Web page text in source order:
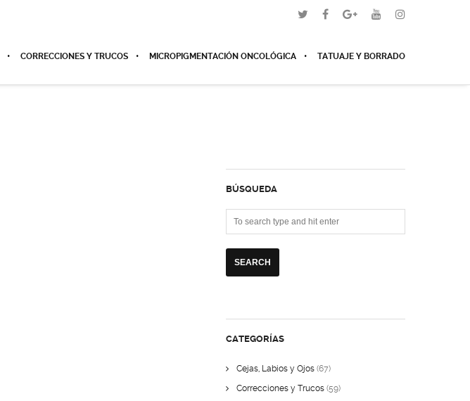
CORRECCIONES Y TRUCOS MICROPIGMENTACIÓN ONCOLÓGICA TATUAJE Y BORRADO
BÚSQUEDA
CATEGORÍAS
Cejas, Labios y Ojos (67)
Correcciones y Trucos (59)